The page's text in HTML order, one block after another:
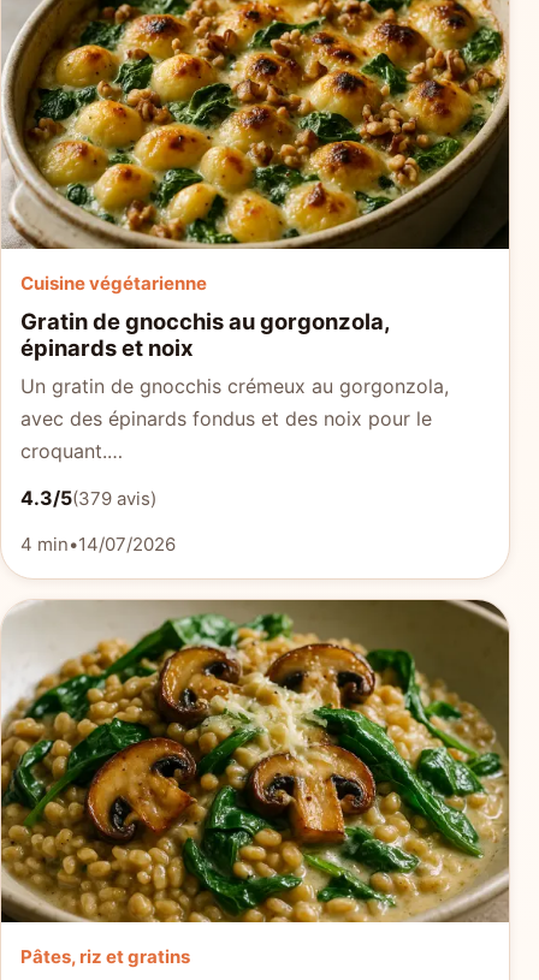
Cuisine végétarienne
Gratin de gnocchis au gorgonzola,
épinards et noix
Un gratin de gnocchis crémeux au gorgonzola,
avec des épinards fondus et des noix pour le
croquant.…
4.3/5(379 avis)
4 min•14/07/2026
Pâtes, riz et gratins